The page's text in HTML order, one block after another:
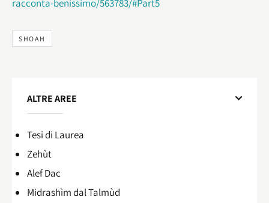
racconta-benissimo/563783/#Part5
SHOAH
ALTRE AREE
Tesi di Laurea
Zehùt
Alef Dac
Midrashìm dal Talmùd